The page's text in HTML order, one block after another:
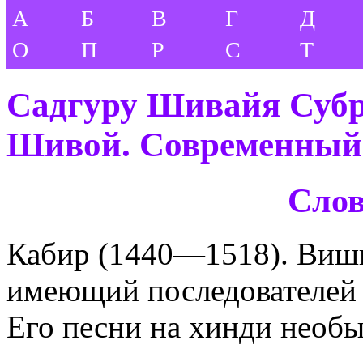
А Б В Г
Д
О
П Р С Т
Садгуру Шивайя
Шивой. Современный
Кабир (1440—1518).
имеющий
Его песни на хинди